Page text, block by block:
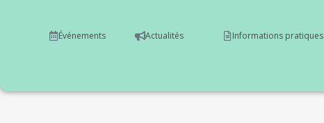
Événements Actualités Informations pratiques